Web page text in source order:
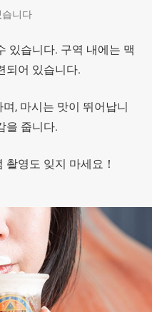
습니다
있습니다. 구역 내에는 맥
되어 있습니다.
, 마시는 맛이 뛰어납니
을 줍니다.
영도 잊지 마세요！